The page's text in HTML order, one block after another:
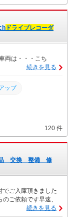
ドライブレコーダ
両は・・・こち
続きを見る
ップ
ダー
120 件
品 交換 整備 修
ご入庫頂きました
ご依頼です早速、
続きを見る